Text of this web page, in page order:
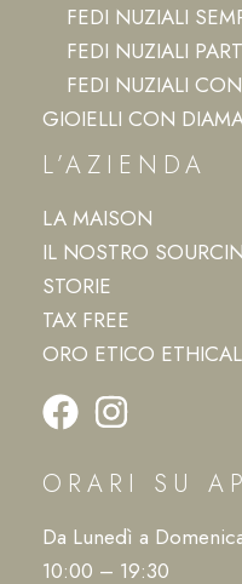
FEDI NUZIALI
FEDI NUZIALI
FEDI NUZIALI
GIOIELLI CON
L’AZIENDA
LA MAISON
IL NOSTRO
STORIE
TAX FREE
ORO ETICO
ORARI SU
Da Lunedì a
10:00 – 19:30